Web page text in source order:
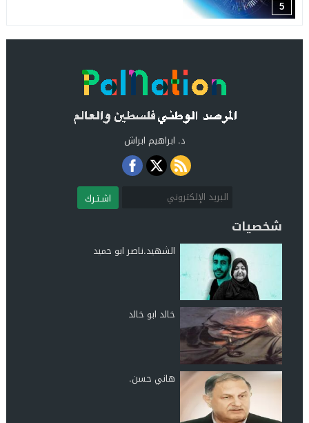
5
د. ابراهيم ابراش
اشـتـرك
شخصيات
الشهيد.ناصر ابو حميد
خالد ابو خالد
هاني حسن.